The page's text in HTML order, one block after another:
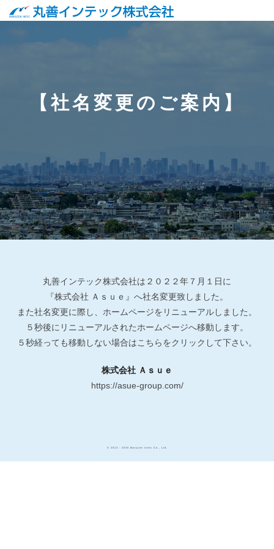
【社名変更のご案内】
丸善インテック株式会社は２０２２年７月１日に
『株式会社 Ａｓｕｅ』へ社名変更致しました。
また社名変更に際し、ホームページをリニューアルしました。
５秒後にリニューアルされたホームページへ移動します。
５秒経っても移動しない場合はこちらをクリックして下さい。
株式会社 Ａｓｕｅ
https://asue-group.com/
© 2013 - 2026 Maruzen Intec Co., Ltd.